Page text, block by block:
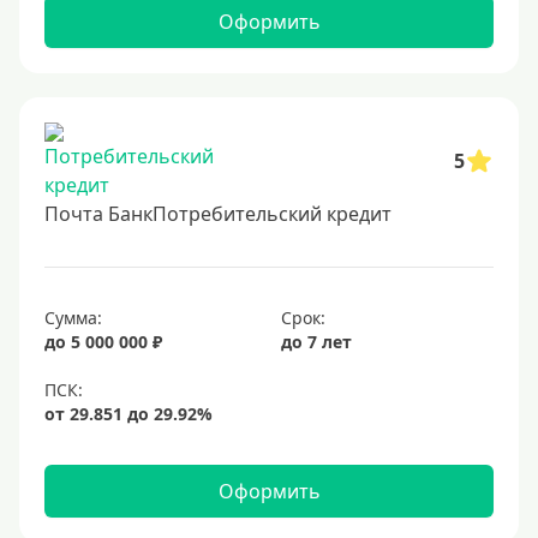
2500000 руб
3500000 руб
4 миллиона
4500000 руб
5500000 руб
6 млн
6500000 руб
7 миллионов
8 миллионов
9000000 руб
Оформить
5
Почта БанкПотребительский кредит
Сумма:
до 5 000 000 ₽
Срок:
до 7 лет
Оформить